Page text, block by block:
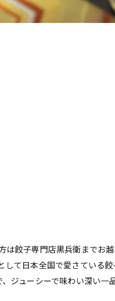
は餃子専門店黒兵衛までお
して日本全国で愛さている
ジューシーで味わい深い